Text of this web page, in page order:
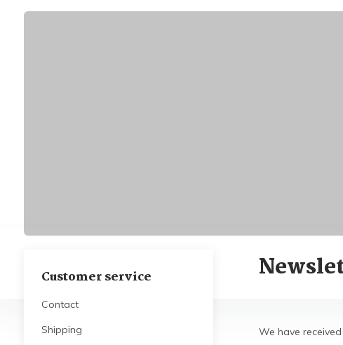
Customer service
Contact
Shipping
We have